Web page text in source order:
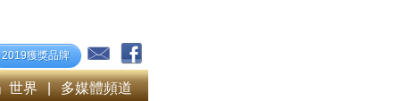
2019獲獎品牌
世界 | 多媒體頻道